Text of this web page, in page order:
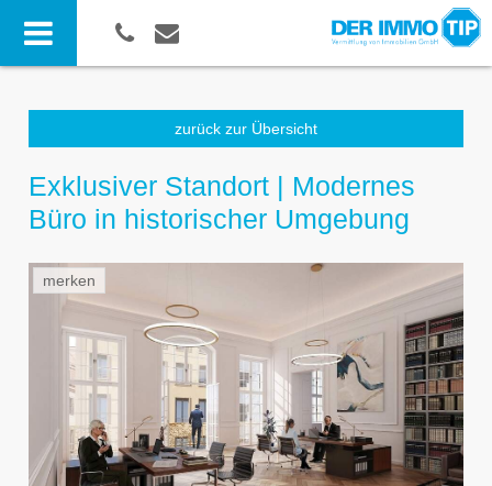
zurück zur Übersicht
Exklusiver Standort | Modernes
Büro in historischer Umgebung
merken